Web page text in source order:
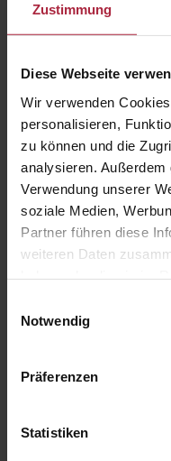
Zustimmung
Diese Webseite
Wir verwenden
personalisieren,
zu können und die
analysieren.
Verwendung unserer
soziale Medien,
Partner führen diese
weiteren Daten
Notwendig
Präferenzen
Statistiken
GranTex mit
Senkrechte
Gleichmäßige
und filigranem
Mehr Stabilität
bis 6 m Breite